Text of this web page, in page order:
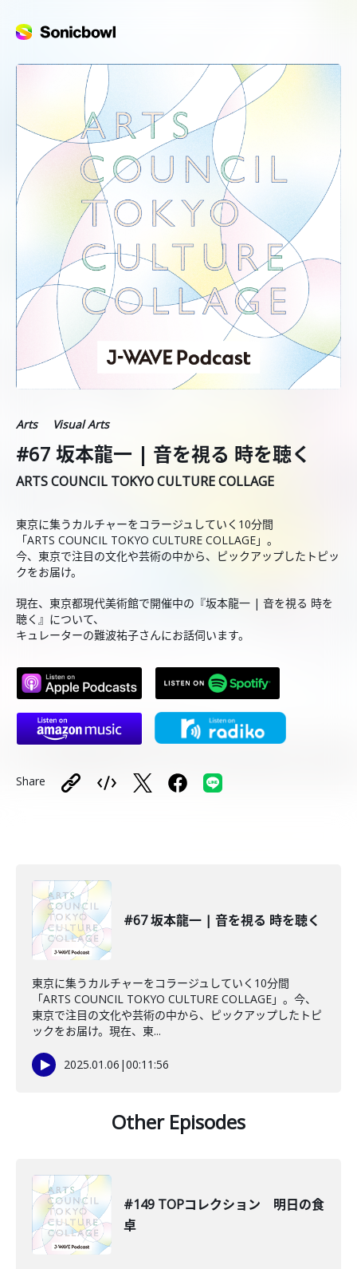
Arts Visual Arts
#67 坂本龍一 | 音を視る 時を聴く
ARTS COUNCIL TOKYO CULTURE COLLAGE
東京に集うカルチャーをコラージュしていく10分間
「ARTS COUNCIL TOKYO CULTURE COLLAGE」。
今、東京で注目の文化や芸術の中から、ピックアップしたトピッ
クをお届け。
現在、東京都現代美術館で開催中の『坂本龍一 | 音を視る 時を
聴く』について、
キュレーターの難波祐子さんにお話伺います。
Share
#67 坂本龍一 | 音を視る 時を聴く
東京に集うカルチャーをコラージュしていく10分間
「ARTS COUNCIL TOKYO CULTURE COLLAGE」。今、
東京で注目の文化や芸術の中から、ピックアップしたトピ
ックをお届け。現在、東...
2025.01.06 |00:11:56
Other Episodes
#149 TOPコレクション 明日の食
卓